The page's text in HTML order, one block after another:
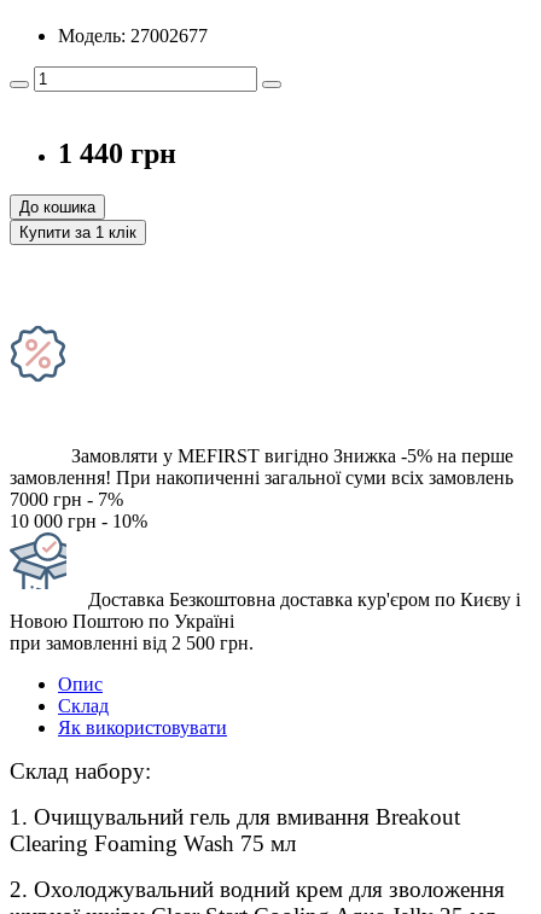
Модель: 27002677
1 440 грн
До кошика
Купити за 1 клiк
Замовляти у MEFIRST вигідно Знижка -5% на перше
замовлення! При накопиченні загальної суми всіх замовлень
7000 грн - 7%
10 000 грн - 10%
Доставка Безкоштовна доставка кур'єром по Києву і
Новою Поштою по Україні
при замовленні від 2 500 грн.
Опис
Склад
Як використовувати
Склад набору:
1. Очищувальний гель для вмивання Breakout
Clearing Foaming Wash 75 мл
2. Охолоджувальний водний крем для зволоження